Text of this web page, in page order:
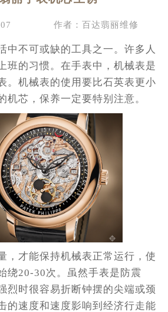
作者：百达翡丽维修
不可或缺的工具之一。许多人
班的习惯。在手表中，机械表是
。机械表的使用要比石英表更小
机芯，保养一定要特别注意。
才能保持机械表正常运行，使
绕20-30次。虽然手表是防震
烈时很容易折断钟摆的尖端或颈
的速度和速度影响到经济行走能